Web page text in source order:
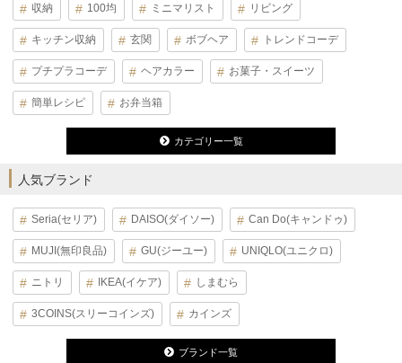
収納 100均 ミニマリスト リビング
キッチン収納 玄関 ボブヘア トレンドコーデ
プチプラコーデ ヘアカラー お菓子・スイーツ
簡単レシピ お弁当箱
カテゴリー一覧
人気ブランド
Seria(セリア) DAISO(ダイソー) Can Do(キャンドゥ)
MUJI(無印良品) GU(ジーユー) UNIQLO(ユニクロ)
ニトリ IKEA(イケア) しまむら
3COINS(スリーコインズ) カインズ
ブランド一覧